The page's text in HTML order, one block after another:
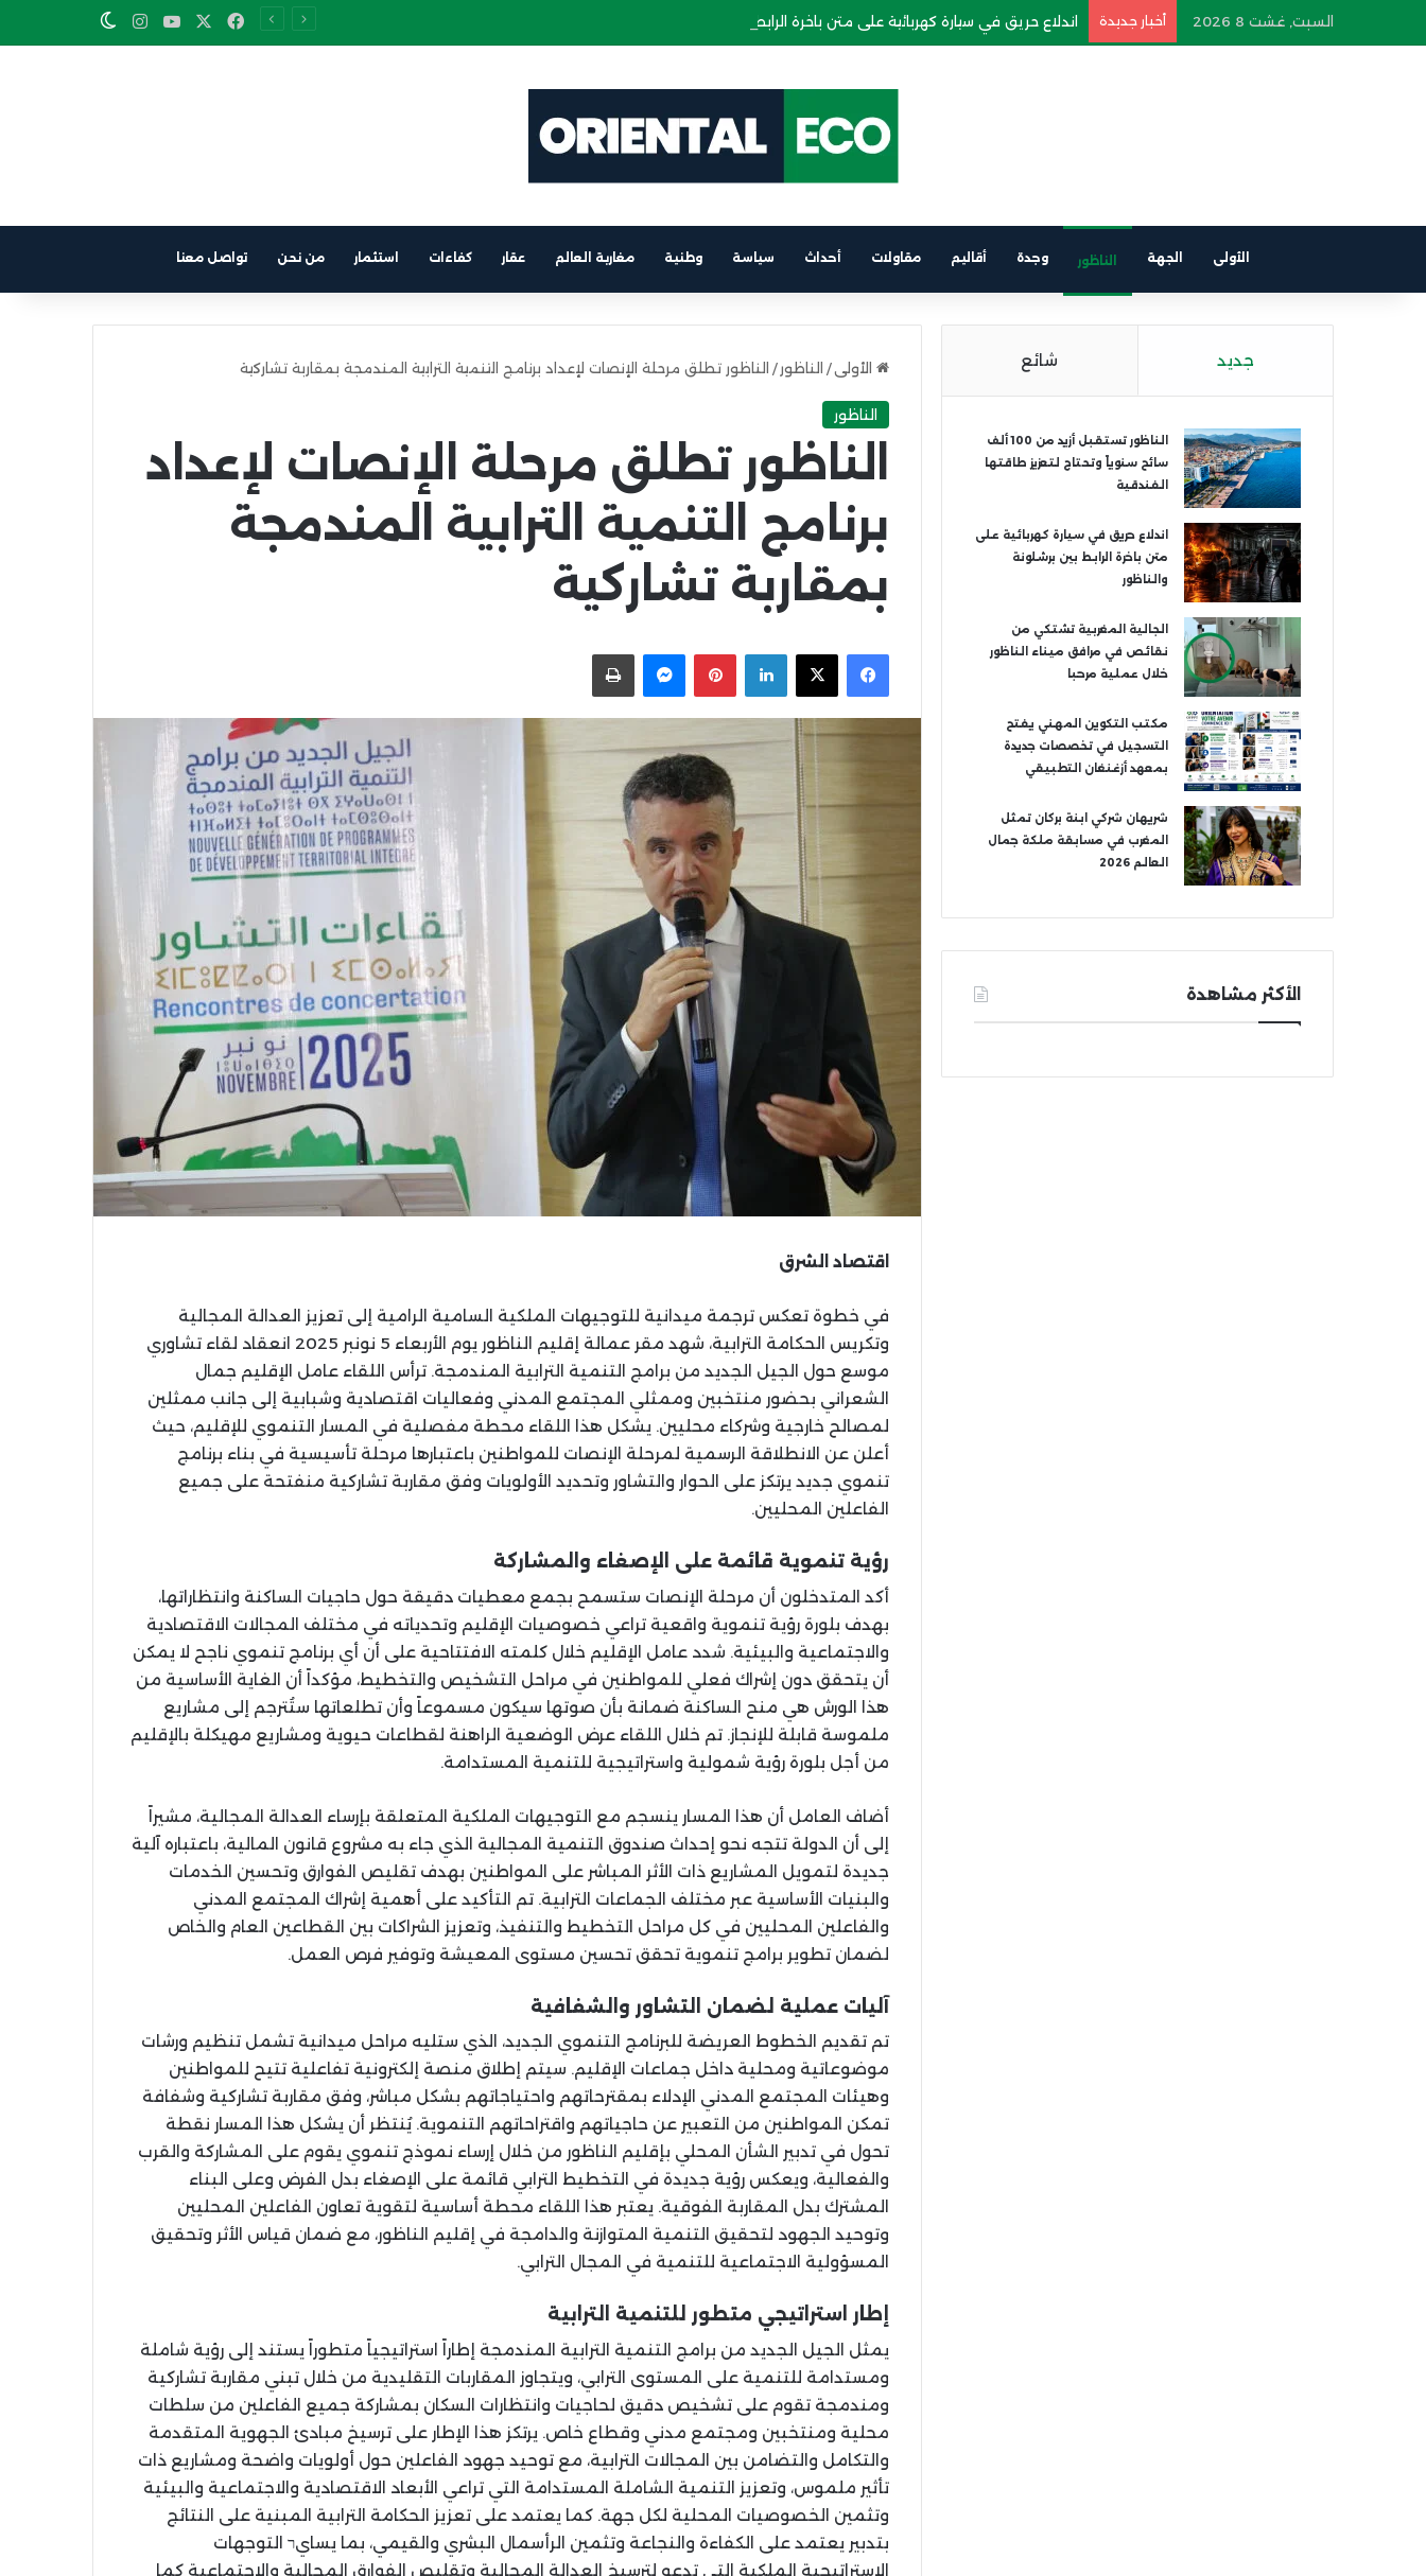
السبت, غشت 8 2026 أخبار جديدة اندلاع حريق في سيارة كهربائية على متن باخرة الرابط بين برشلونة والناظور Facebook
YouTube
Instagram
Switch skin
الأولى الجهة الناظور وجدة أقاليم مقاولات أحداث سياسة وطنية مغاربة العالم عقار كفاءات استثمار من نحن تواصل معنا
الأولى / الناظور / الناظور تطلق مرحلة الإنصات لإعداد برنامج التنمية الترابية المندمجة بمقاربة تشاركية
الناظور
الناظور تطلق مرحلة الإنصات لإعداد
برنامج التنمية الترابية المندمجة
بمقاربة تشاركية
Facebook
X
LinkedIn
Pinterest
Messengerاطبعها
اقتصاد الشرق
في خطوة تعكس ترجمة ميدانية للتوجيهات الملكية السامية الرامية إلى تعزيز العدالة المجالية
وتكريس الحكامة الترابية، شهد مقر عمالة إقليم الناظور يوم الأربعاء 5 نونبر 2025 انعقاد لقاء تشاوري
موسع حول الجيل الجديد من برامج التنمية الترابية المندمجة. ترأس اللقاء عامل الإقليم جمال
الشعراني بحضور منتخبين وممثلي المجتمع المدني وفعاليات اقتصادية وشبابية إلى جانب ممثلين
لمصالح خارجية وشركاء محليين. يشكل هذا اللقاء محطة مفصلية في المسار التنموي للإقليم، حيث
أعلن عن الانطلاقة الرسمية لمرحلة الإنصات للمواطنين باعتبارها مرحلة تأسيسية في بناء برنامج
تنموي جديد يرتكز على الحوار والتشاور وتحديد الأولويات وفق مقاربة تشاركية منفتحة على جميع
الفاعلين المحليين.
رؤية تنموية قائمة على الإصغاء والمشاركة
أكد المتدخلون أن مرحلة الإنصات ستسمح بجمع معطيات دقيقة حول حاجيات الساكنة وانتظاراتها،
بهدف بلورة رؤية تنموية واقعية تراعي خصوصيات الإقليم وتحدياته في مختلف المجالات الاقتصادية
والاجتماعية والبيئية. شدد عامل الإقليم خلال كلمته الافتتاحية على أن أي برنامج تنموي ناجح لا يمكن
أن يتحقق دون إشراك فعلي للمواطنين في مراحل التشخيص والتخطيط، مؤكداً أن الغاية الأساسية من
هذا الورش هي منح الساكنة ضمانة بأن صوتها سيكون مسموعاً وأن تطلعاتها ستُترجم إلى مشاريع
ملموسة قابلة للإنجاز. تم خلال اللقاء عرض الوضعية الراهنة لقطاعات حيوية ومشاريع مهيكلة بالإقليم
من أجل بلورة رؤية شمولية واستراتيجية للتنمية المستدامة.
أضاف العامل أن هذا المسار ينسجم مع التوجيهات الملكية المتعلقة بإرساء العدالة المجالية، مشيراً
إلى أن الدولة تتجه نحو إحداث صندوق التنمية المجالية الذي جاء به مشروع قانون المالية، باعتباره آلية
جديدة لتمويل المشاريع ذات الأثر المباشر على المواطنين بهدف تقليص الفوارق وتحسين الخدمات
والبنيات الأساسية عبر مختلف الجماعات الترابية. تم التأكيد على أهمية إشراك المجتمع المدني
والفاعلين المحليين في كل مراحل التخطيط والتنفيذ، وتعزيز الشراكات بين القطاعين العام والخاص
لضمان تطوير برامج تنموية تحقق تحسين مستوى المعيشة وتوفير فرص العمل.
آليات عملية لضمان التشاور والشفافية
تم تقديم الخطوط العريضة للبرنامج التنموي الجديد، الذي ستليه مراحل ميدانية تشمل تنظيم ورشات
موضوعاتية ومحلية داخل جماعات الإقليم. سيتم إطلاق منصة إلكترونية تفاعلية تتيح للمواطنين
وهيئات المجتمع المدني الإدلاء بمقترحاتهم واحتياجاتهم بشكل مباشر، وفق مقاربة تشاركية وشفافة
تمكن المواطنين من التعبير عن حاجياتهم واقتراحاتهم التنموية. يُنتظر أن يشكل هذا المسار نقطة
تحول في تدبير الشأن المحلي بإقليم الناظور من خلال إرساء نموذج تنموي يقوم على المشاركة والقرب
والفعالية، ويعكس رؤية جديدة في التخطيط الترابي قائمة على الإصغاء بدل الفرض وعلى البناء
المشترك بدل المقاربة الفوقية. يعتبر هذا اللقاء محطة أساسية لتقوية تعاون الفاعلين المحليين
وتوحيد الجهود لتحقيق التنمية المتوازنة والدامجة في إقليم الناظور، مع ضمان قياس الأثر وتحقيق
المسؤولية الاجتماعية للتنمية في المجال الترابي.
إطار استراتيجي متطور للتنمية الترابية
يمثل الجيل الجديد من برامج التنمية الترابية المندمجة إطاراً استراتيجياً متطوراً يستند إلى رؤية شاملة
ومستدامة للتنمية على المستوى الترابي، ويتجاوز المقاربات التقليدية من خلال تبني مقاربة تشاركية
ومندمجة تقوم على تشخيص دقيق لحاجيات وانتظارات السكان بمشاركة جميع الفاعلين من سلطات
محلية ومنتخبين ومجتمع مدني وقطاع خاص. يرتكز هذا الإطار على ترسيخ مبادئ الجهوية المتقدمة
والتكامل والتضامن بين المجالات الترابية، مع توحيد جهود الفاعلين حول أولويات واضحة ومشاريع ذات
تأثير ملموس، وتعزيز التنمية الشاملة المستدامة التي تراعي الأبعاد الاقتصادية والاجتماعية والبيئية
وتثمين الخصوصيات المحلية لكل جهة. كما يعتمد على تعزيز الحكامة الترابية المبنية على النتائج
بتدبير يعتمد على الكفاءة والنجاعة وتثمين الرأسمال البشري والقيمي، بما يسايר التوجهات
الاستراتيجية الملكية التي تدعو لترسيخ العدالة المجالية وتقليص الفوارق المجالية والاجتماعية كما
جديد شائع
الناظور تستقبل أزيد من 100 ألف
سائح سنوياً وتحتاج لتعزيز طاقتها
الفندقية
اندلاع حريق في سيارة كهربائية على
متن باخرة الرابط بين برشلونة
والناظور
الجالية المغربية تشتكي من
نقائص في مرافق ميناء الناظور
خلال عملية مرحبا
مكتب التكوين المهني يفتح
التسجيل في تخصصات جديدة
بمعهد أزغنغان التطبيقي
شريهان شركي ابنة بركان تمثل
المغرب في مسابقة ملكة جمال
العالم 2026
الأكثر مشاهدة